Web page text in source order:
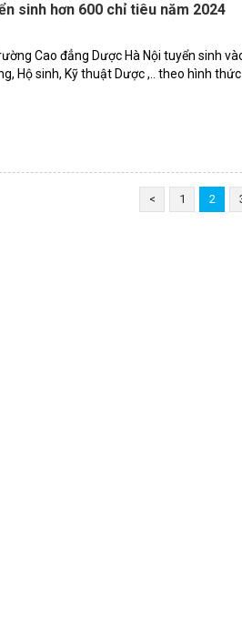
sinh hơn 600 chỉ tiêu năm 2024
Cao đẳng Dược Hà Nội tuyển sinh
Hộ sinh, Kỹ thuật Dược ,.. theo hình
< 1 2